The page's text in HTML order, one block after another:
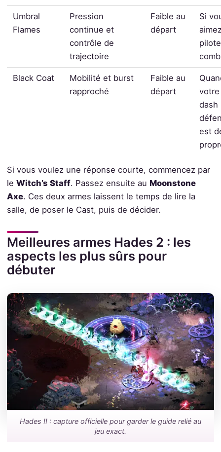
Umbral
Flames
Pression
continue et
contrôle de
trajectoire
Faible au
départ
Si
Black Coat
Mobilité et burst
rapproché
Faible au
départ
votre
dash
est
Si vous voulez une réponse courte, commencez par
le Witch’s Staff. Passez ensuite au Moonstone
Axe. Ces deux armes laissent le temps de lire la
salle, de poser le Cast, puis de décider.
Meilleures armes Hades 2 : les
aspects les plus sûrs pour
débuter
Hades II : capture officielle pour garder le guide relié au
jeu exact.